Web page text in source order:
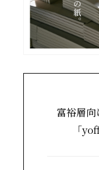
富裕層
「